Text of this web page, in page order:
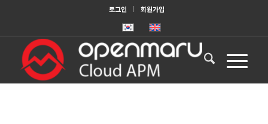
로그인 회원가입